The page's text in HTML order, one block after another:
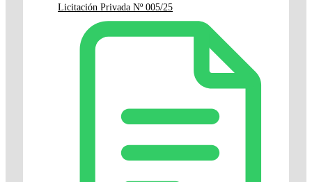
Licitación Privada Nº 005/25